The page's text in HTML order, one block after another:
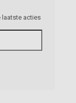
laatste acties